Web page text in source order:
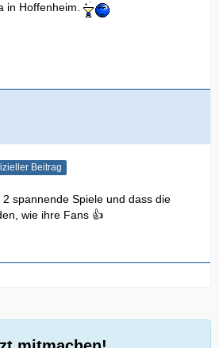
in Hoffenheim.
Beitrag
spannende Spiele und dass die
wie ihre Fans 👍